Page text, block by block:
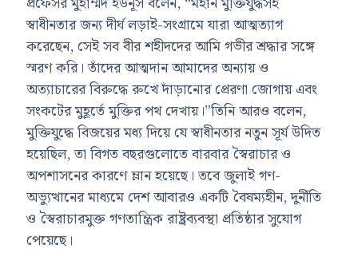
স্বাধীনতার জন্য দীর্ঘ লড়াই-সংগ্রামে যারা আত্মত্যাগ
করেছেন, সেই সব বীর শহীদদের আমি গভীর শ্রদ্ধার সঙ্গে
স্মরণ করি। তাঁদের আত্মদান আমাদের অন্যায় ও
অত্যাচারের বিরুদ্ধে রুখে দাঁড়ানোর প্রেরণা জোগায় এবং
সংকটের মুহূর্তে মুক্তির পথ দেখায়।”তিনি আরও বলেন,
মুক্তিযুদ্ধে বিজয়ের মধ্য দিয়ে যে স্বাধীনতার নতুন সূর্য উদিত
হয়েছিল, তা বিগত বছরগুলোতে বারবার স্বৈরাচার ও
অপশাসনের কারণে ম্লান হয়েছে। তবে জুলাই গণ-
অভ্যুত্থানের মাধ্যমে দেশ আবারও একটি বৈষম্যহীন, দুর্নীতি
ও স্বৈরাচারমুক্ত গণতান্ত্রিক রাষ্ট্রব্যবস্থা প্রতিষ্ঠার সুযোগ
পেয়েছে।